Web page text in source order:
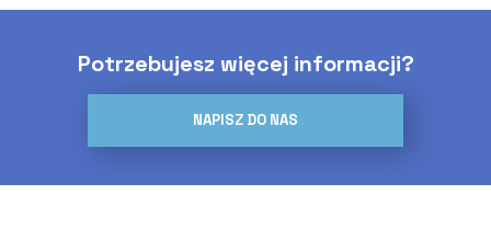
Potrzebujesz więcej informacji?
NAPISZ DO NAS